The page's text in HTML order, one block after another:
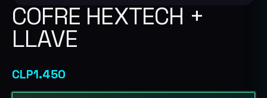
COFRE HEXTECH +
LLAVE
CLP1.450